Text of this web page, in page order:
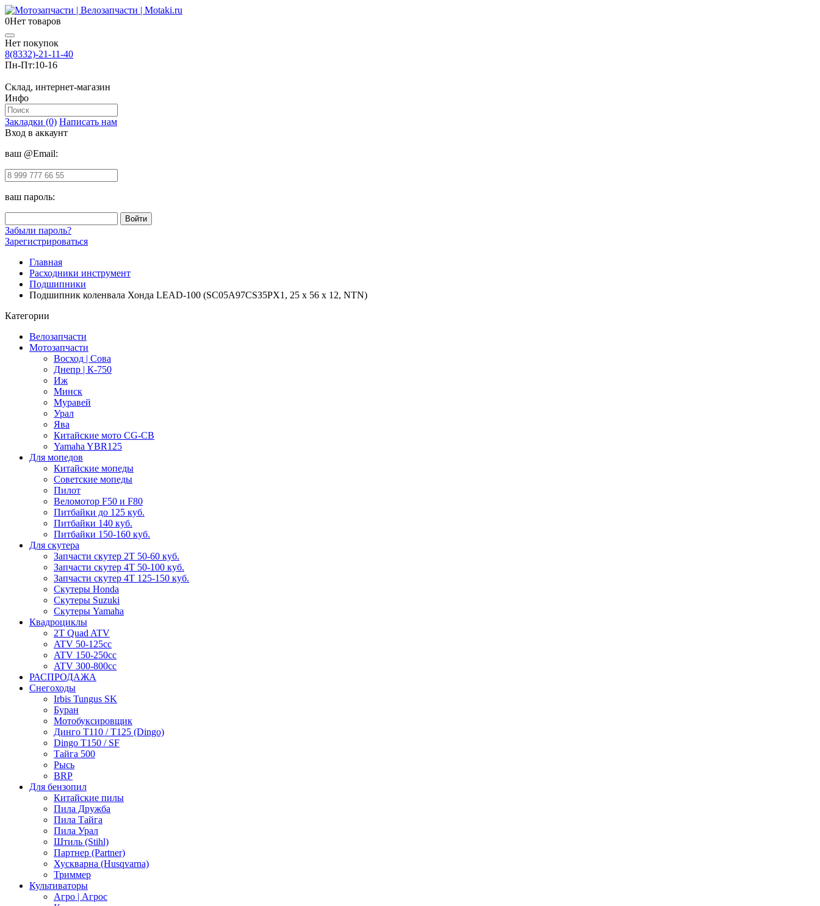
0Нет товаров
Нет покупок
8(8332)-21-11-40
Пн-Пт:10-16
Склад, интернет-магазин
Инфо
Закладки (0) Написать нам
Вход в аккаунт
ваш @Email:
ваш пароль:
Забыли пароль?
Зарегистрироваться
Главная
Расходники инструмент
Подшипники
Подшипник коленвала Хонда LEAD-100 (SC05А97CS35PX1, 25 x 56 x 12, NTN)
Категории
Велозапчасти
Мотозапчасти
Восход | Сова
Днепр | К-750
Иж
Минск
Муравей
Урал
Ява
Китайские мото CG-CB
Yamaha YBR125
Для мопедов
Китайские мопеды
Советские мопеды
Пилот
Веломотор F50 и F80
Питбайки до 125 куб.
Питбайки 140 куб.
Питбайки 150-160 куб.
Для скутера
Запчасти скутер 2Т 50-60 куб.
Запчасти скутер 4Т 50-100 куб.
Запчасти скутер 4Т 125-150 куб.
Скутеры Honda
Скутеры Suzuki
Скутеры Yamaha
Квадроциклы
2T Quad ATV
ATV 50-125cc
ATV 150-250cc
ATV 300-800cc
РАСПРОДАЖА
Снегоходы
Irbis Tungus SK
Буран
Мотобуксировщик
Динго T110 / T125 (Dingo)
Dingo T150 / SF
Тайга 500
Рысь
BRP
Для бензопил
Китайские пилы
Пила Дружба
Пила Тайга
Пила Урал
Штиль (Stihl)
Партнер (Partner)
Хускварна (Husqvarna)
Триммер
Культиваторы
Агро | Агрос